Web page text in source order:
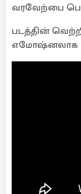
வரவேற்பை
படத்தின் வெற்றி
எமோஷ்னலாக